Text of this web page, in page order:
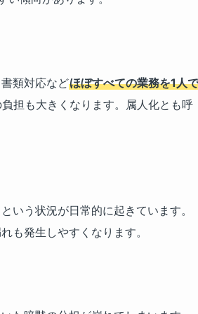
類対応などほぼすべての業務を1人で
担も大きくなります。属人化とも呼
いう状況が日常的に起きています。
も発生しやすくなります。